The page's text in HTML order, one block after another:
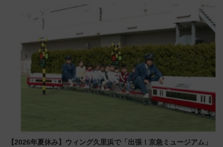
見どころ、限定イベントを徹底
【2026年夏休み】ウィング久里浜で「出張！京急ミュージアム」